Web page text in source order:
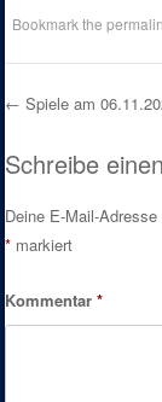
Bookmark the
Post
← Spiele am
Schreibe
Deine E-Mail-
* markiert
Kommentar*